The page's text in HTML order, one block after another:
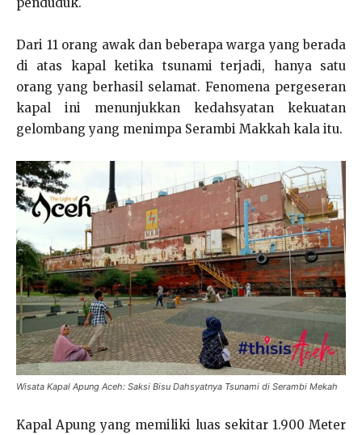
penduduk.
Dari 11 orang awak dan beberapa warga yang berada
di atas kapal ketika tsunami terjadi, hanya satu
orang yang berhasil selamat. Fenomena pergeseran
kapal ini menunjukkan kedahsyatan kekuatan
gelombang yang menimpa Serambi Makkah kala itu.
Wisata Kapal Apung Aceh: Saksi Bisu Dahsyatnya Tsunami di Serambi Mekah
Kapal Apung yang memiliki luas sekitar 1.900 Meter